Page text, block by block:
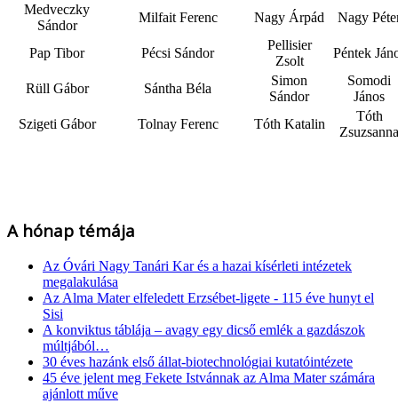
Medveczky
Sándor
Milfait Ferenc Nagy Árpád Nagy
Pap Tibor Pécsi Sándor
Pellisier
Zsolt
Péntek
Rüll Gábor Sántha Béla
Simon
Sándor
Somodi
János
Szigeti Gábor
Tolnay Ferenc Tóth Katalin
Tóth
Zsuzsanna
A hónap témája
Az Óvári Nagy Tanári Kar és a hazai kísérleti intézetek
megalakulása
Az Alma Mater elfeledett Erzsébet-ligete - 115 éve hunyt el
Sisi
A konviktus táblája – avagy egy dicső emlék a gazdászok
múltjából…
30 éves hazánk első állat-biotechnológiai kutatóintézete
45 éve jelent meg Fekete Istvánnak az Alma Mater számára
ajánlott műve